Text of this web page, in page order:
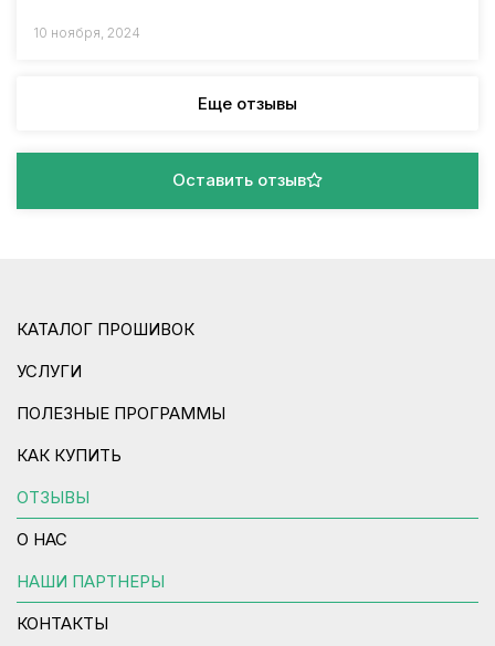
10 ноября, 2024
Еще отзывы
Оставить отзыв
КАТАЛОГ ПРОШИВОК
УСЛУГИ
ПОЛЕЗНЫЕ ПРОГРАММЫ
КАК КУПИТЬ
ОТЗЫВЫ
О НАС
НАШИ ПАРТНЕРЫ
КОНТАКТЫ